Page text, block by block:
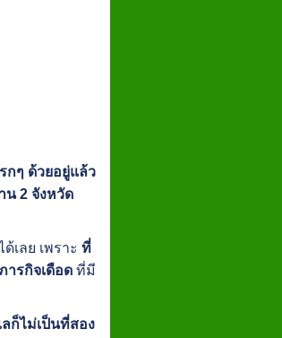
กๆ ด้วยอยู่แล้ว
น 2 จังหวัด
ด้เลย เพราะที่
ารกิจเดือด ที่มี
ก็ไม่เป็นที่สอง